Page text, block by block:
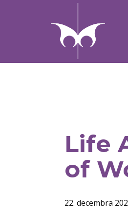
Life
of
22. decembra